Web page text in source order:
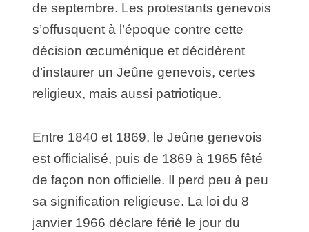
de septembre. Les protestants genevois
s’offusquent à l’époque contre cette
décision œcuménique et décidèrent
d’instaurer un Jeûne genevois, certes
religieux, mais aussi patriotique.
Entre 1840 et 1869, le Jeûne genevois
est officialisé, puis de 1869 à 1965 fêté
de façon non officielle. Il perd peu à peu
sa signification religieuse. La loi du 8
janvier 1966 déclare férié le jour du